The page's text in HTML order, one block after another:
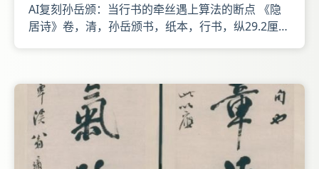
AI复刻孙岳颁：当行书的牵丝遇上算法的断点 《隐
居诗》卷，清，孙岳颁书，纸本，行书，纵29.2厘
颜亦红。《赠行如上人》云：不知名利苦，念佛老岷
沱。补衲